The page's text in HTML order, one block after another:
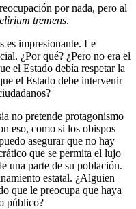
por nada, pero al
tremens.
es impresionante. Le
¿Por qué? ¿Pero no era el
el Estado debía respetar la
el Estado debe intervenir
no pretende protagonismo
eso, como si los obispos
asegurar que no hay
que se permita el lujo
una parte de su población.
estatal. ¿Alguien
que le preocupa que haya
público?